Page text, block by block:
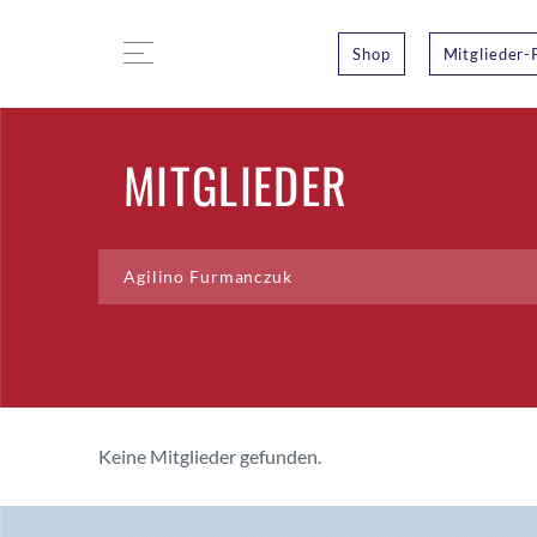
Shop Mitglieder-
MITGLIEDER
Keine Mitglieder gefunden.